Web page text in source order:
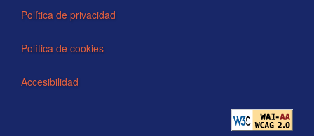
Política de privacidad
Política de cookies
Accesibilidad